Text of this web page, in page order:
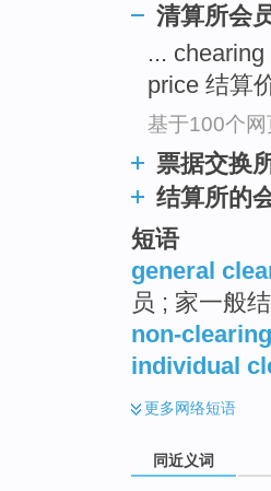
清算所会
...
price 结算
基于100个网
票据交换
结算所的
短语
general
员 ; 家一般
non-
individual
更多网络短语
同近义词